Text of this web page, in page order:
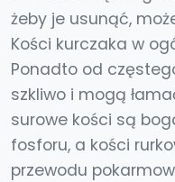
żeby je usunąć,
Kości kurczaka w
Ponadto od
szkliwo i mogą
surowe kości są
fosforu, a kości
przewodu